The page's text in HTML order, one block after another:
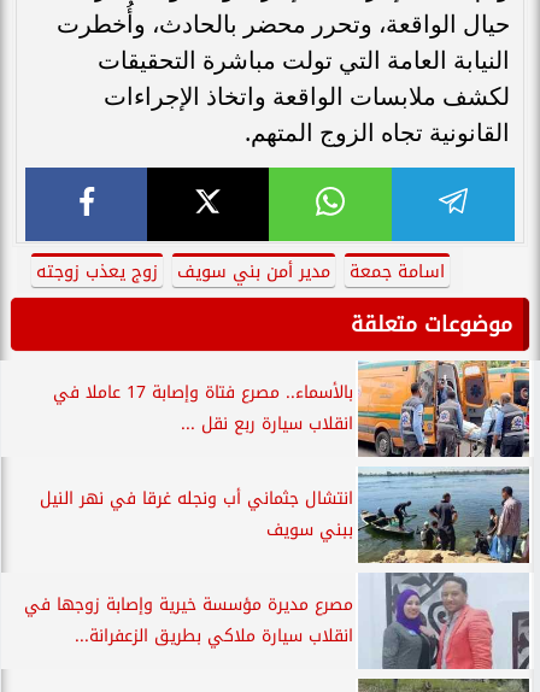
حيال الواقعة، وتحرر محضر بالحادث، وأُخطرت
النيابة العامة التي تولت مباشرة التحقيقات
لكشف ملابسات الواقعة واتخاذ الإجراءات
القانونية تجاه الزوج المتهم.
اسامة جمعة مدير أمن بني سويف زوج يعذب زوجته
موضوعات متعلقة
بالأسماء.. مصرع فتاة وإصابة 17 عاملا في
انقلاب سيارة ربع نقل ...
انتشال جثماني أب ونجله غرقا في نهر النيل
ببني سويف
مصرع مديرة مؤسسة خيرية وإصابة زوجها في
انقلاب سيارة ملاكي بطريق الزعفرانة...